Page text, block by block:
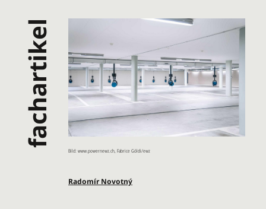
fachartikel
Bild: www.powernewz.ch, Fabrice Göldi/ewz
Radomír Novotný